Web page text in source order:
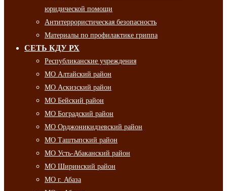
юридической помощи
Антитеррористическая безопасность
Материалы по профилактике гриппа
СЕТЬ КДУ РХ
Республиканские учреждения
МО Алтайский район
МО Аскизский район
МО Бейский район
МО Боградский район
МО Орджоникидзевский район
МО Таштыпский район
МО Усть-Абаканский район
МО Ширинский район
МО г. Абаза